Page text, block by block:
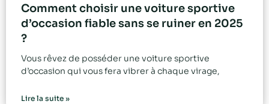
Comment choisir une voiture sportive
d’occasion fiable sans se ruiner en 2025
?
Vous rêvez de posséder une voiture sportive
d’occasion qui vous fera vibrer à chaque virage,
Lire la suite »